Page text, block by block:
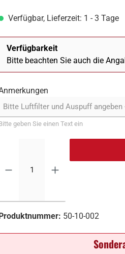
Verfügbar, Lieferzeit: 1 - 3 Tage
Verfügbarkeit
Bitte beachten Sie auch die
geben Sie einen Text ein
50-10-002